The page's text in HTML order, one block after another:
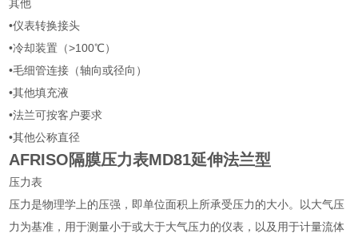
其他
•仪表转换接头
•冷却装置（>100℃）
•毛细管连接（轴向或径向）
•其他填充液
•法兰可按客户要求
•其他公称直径
AFRISO隔膜压力表MD81延伸法兰型
压力表
压力是物理学上的压强，即单位面积上所承受压力的大小。以大气压
力为基准，用于测量小于或大于大气压力的仪表，以及用于计量流体